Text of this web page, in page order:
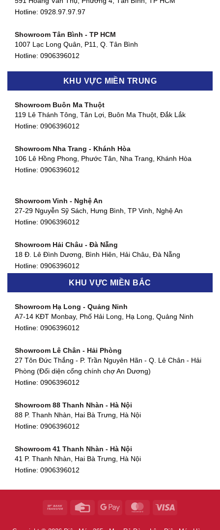
Hotline: 0928.97.97.97
Showroom Tân Bình - TP HCM
1007 Lạc Long Quân, P11, Q. Tân Bình
Hotline: 0906396012
Showroom Biên Hòa - Đồng Nai
Showroom Thuận An - Bình Dương
Showroom Quận 11 - TP. HCM
Showroom Quận 4 - TP. HCM
127 Khánh Hội, Phường 3, Quận 4,TP. HCM
Showroom Quận 7 - TP. HCM
877 Huỳnh Tấn Phát, Phú Thuận, Quận 7, TP HCM
Hotline:0906396012
580 Phan Văn Trị, Phường 7, Quận 5, TP HCM
Hotline:0906396012
90 Đ. Cộng Hòa, Phường 4, Tân Bình, TP HCM
Hotline:0906396012
KHU VỰC MIỀN TRUNG
Showroom Buôn Ma Thuột
119 Lê Thánh Tông, Tân Lợi, Buôn Ma Thuột, Đắk Lắk
Hotline: 0906396012
Showroom Nha Trang - Khánh Hòa
106 Lê Hồng Phong, Phước Tân, Nha Trang, Khánh Hòa
Hotline: 0906396012
Showroom Vinh - Nghệ An
27-29 Nguyễn Sỹ Sách, Hưng Bình, TP Vinh, Nghệ An
Hotline: 0906396012
Showroom Hải Châu - Đà Nẵng
18 Đ. Lê Đình Dương, Bình Hiên, Hải Châu, Đà Nẵng
Hotline: 0906396012
Showroom Thanh Khê - Đà Nẵng
Hotline:0906396012
Showroom Cẩm Lệ - Đà Nẵng
Hotline:0906396012
Showroom Huế
54 Hùng Vương, Phú Hội, Thành phố Huế, Thừa Thiên Huế
Showroom Hà Tĩnh
82 Quang Trung, Thạch Quý, Hà Tĩnh
Showroom Quy Nhơn - Bình Định
956 Trần Hưng Đạo, P, Thành phố Quy Nhơn, Bình Định
KHU VỰC MIỀN BẮC
Showroom Hạ Long - Quảng Ninh
A7-14 KĐT Monbay, Phố Hải Long, Hạ Long, Quảng Ninh
Hotline: 0906396012
Showroom Lê Chân - Hải Phòng
27 Tôn Đức Thắng - P. Trần Nguyên Hãn - Q. Lê Chân - Hải
Phòng (Đối diện cổng chính chợ An Dương)
Hotline: 0906396012
Showroom 88 Thanh Nhàn - Hà Nội
88 P. Thanh Nhàn, Hai Bà Trưng, Hà Nội
Hotline: 0906396012
Showroom 41 Thanh Nhàn - Hà Nội
41 P. Thanh Nhàn, Hai Bà Trưng, Hà Nội
Hotline: 0906396012
268 P. Tây Sơn, Trung Liệt, Đống Đa, Hà Nội